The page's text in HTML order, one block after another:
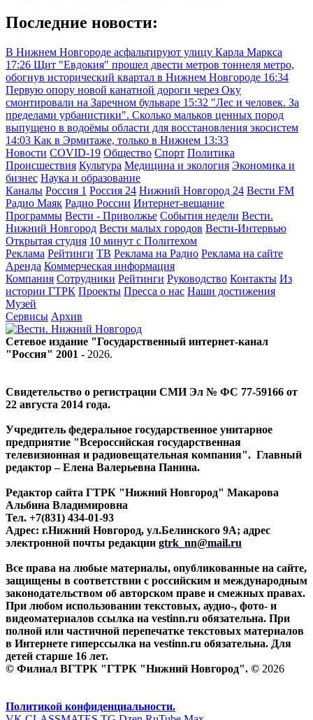
Последние новости:
В Нижнем Новгороде асфальтируют улицу Карла Маркса
17:26 Щит "Евдокия" прошел двести метров тоннеля метро,
обогнув исторический квартал в Нижнем Новгороде 16:34
Первую опору новой канатной дороги через Оку
смонтировали на Заречном бульваре 15:32 "Лес и человек. За
пределами урбанистики". Сколько мальков ценных пород
выпущено в водоёмы области для восстановления экосистем
14:03 Как в Эрмитаже, только в Нижнем 13:33
Новости COVID-19 Общество Спорт Политика
Происшествия Культура Медицина и экология Экономика и
бизнес Наука и образование
Каналы Россия 1 Россия 24 Нижний Новгород 24 Вести FM
Радио Маяк Радио России Интернет-вещание
Программы Вести - Приволжье События недели Вести.
Нижний Новгород Вести малых городов Вести-Интервью
Открытая студия 10 минут с Политехом
Реклама Рейтинги ТВ Реклама на Радио Реклама на сайте
Аренда Коммерческая информация
Компания Сотрудники Рейтинги Руководство Контакты Из
истории ГТРК Проекты Пресса о нас Наши достижения
Музей
Сервисы Архив
Сетевое издание "Государственный интернет-канал
"Россия" 2001 - 2026.
Свидетельство о регистрации СМИ Эл № ФС 77-59166 от
22 августа 2014 года.
Учредитель федеральное государственное унитарное
предприятие "Всероссийская государственная
телевизионная и радиовещательная компания". Главный
редактор – Елена Валерьевна Панина.
Редактор сайта ГТРК "Нижний Новгород" Макарова
Альбина Владимировна
Тел. +7(831) 434-01-93
Адрес: г.Нижний Новгород, ул.Белинского 9А; адрес
электронной почты редакции gtrk_nn@mail.ru
Все права на любые материалы, опубликованные на сайте,
защищены в соответствии с российским и международным
законодательством об авторском праве и смежных правах.
При любом использовании текстовых, аудио-, фото- и
видеоматериалов ссылка на vestinn.ru обязательна. При
полной или частичной перепечатке текстовых материалов
в Интернете гиперссылка на vestinn.ru обязательна. Для
детей старше 16 лет.
© Филиал ВГТРК "ГТРК "Нижний Новгород". © 2026
Политикой конфиденциальности.